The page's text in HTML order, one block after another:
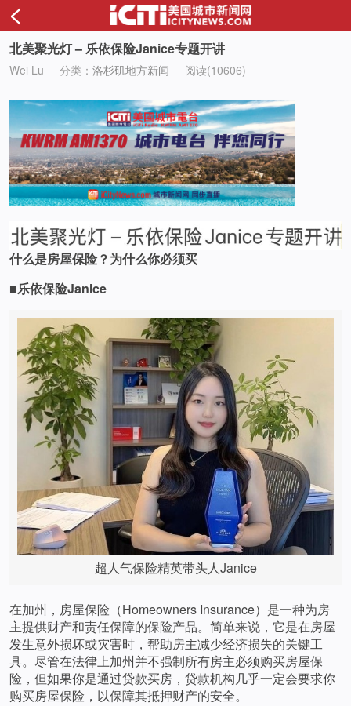
<
北美聚光灯 – 乐依保险Janice专题开讲
Wei Lu 分类： 洛杉矶地方新闻 阅读(10606)
什么是房屋保险？为什么你必须买
■乐依保险Janice
超人气保险精英带头人Janice
在加州，房屋保险（Homeowners Insurance）是一种为房
主提供财产和责任保障的保险产品。简单来说，它是在房屋
发生意外损坏或灾害时，帮助房主减少经济损失的关键工
具。尽管在法律上加州并不强制所有房主必须购买房屋保
险，但如果你是通过贷款买房，贷款机构几乎一定会要求你
购买房屋保险，以保障其抵押财产的安全。